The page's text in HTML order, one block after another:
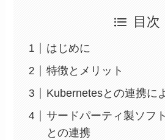
目次
はじめに
特徴とメリット
Kubernetesとの連携に
サードパーティ製ソフ
との連携